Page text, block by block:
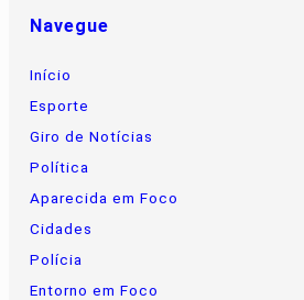
Navegue
Início
Esporte
Giro de Notícias
Política
Aparecida em Foco
Cidades
Polícia
Entorno em Foco